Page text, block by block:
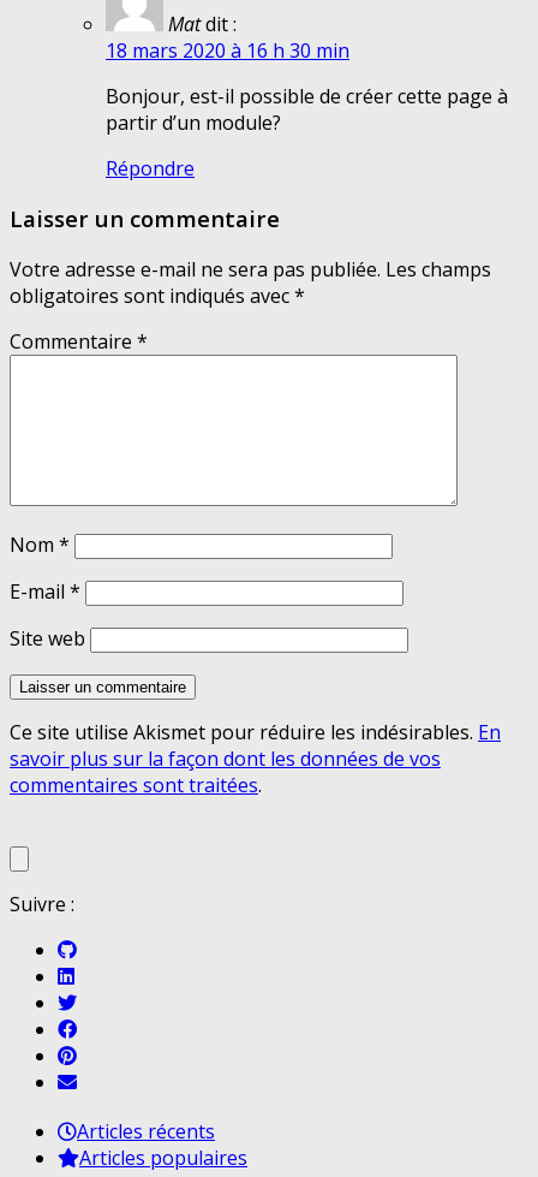
Matdit :
18 mars 2020 à 16 h 30 min
Bonjour, est-il possible de créer cette page à
partir d’un module?
Répondre
Laisser un commentaire
Votre adresse e-mail ne sera pas publiée. Les champs
obligatoires sont indiqués avec*
Commentaire *
Nom *
E-mail *
Site web
Ce site utilise Akismet pour réduire les indésirables. En
savoir plus sur la façon dont les données de vos
commentaires sont traitées.
Suivre :
Articles récents
Articles populaires